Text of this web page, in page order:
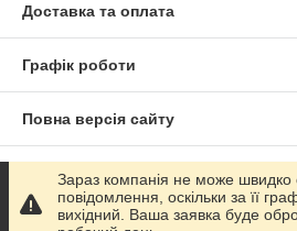
Доставка та оплата
Графік роботи
Повна версія сайту
Сайт створено на маркетплейсі
Політика конфіденційності
Зараз компанія не може
повідомлення, оскільки за її
вихідний. Ваша заявка буде